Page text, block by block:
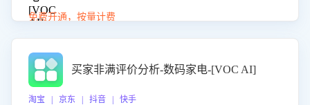
别客户情绪、归因争议根源，并客观评估客服应对合理性与
能力，阻断差评扩散，维护品牌声誉，实现客户满意度的持
续提升。
免费开通，按量计费
买家非满评价分析-数码家电-[VOC AI]
淘宝 | 京东 | 抖音 | 快手